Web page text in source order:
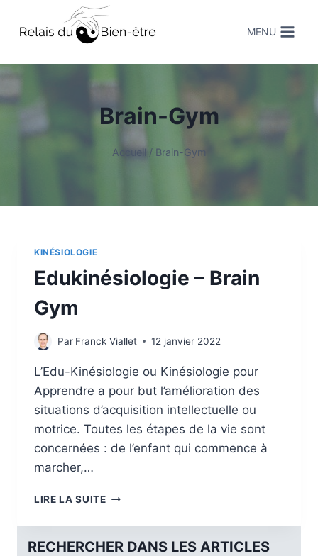
MENU
Brain-Gym
Accueil / Brain-Gym
KINÉSIOLOGIE
Edukinésiologie – Brain
Gym
Par Franck Viallet 12 janvier 2022
L’Edu-Kinésiologie ou Kinésiologie pour
Apprendre a pour but l’amélioration des
situations d’acquisition intellectuelle ou
motrice. Toutes les étapes de la vie sont
concernées : de l’enfant qui commence à
marcher,…
LIRE LA SUITE
RECHERCHER DANS LES ARTICLES